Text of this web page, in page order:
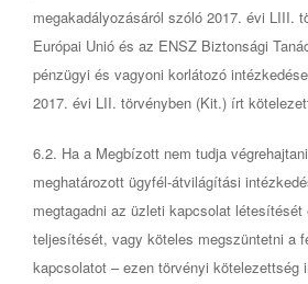
megakadályozásáról szóló 2017. évi LIII.
Európai Unió és az ENSZ Biztonsági
pénzügyi és vagyoni korlátozó
2017. évi LII. törvényben (Kit.) írt
6.2. Ha a Megbízott nem tudja
meghatározott ügyfél-átvilágítási
megtagadni az üzleti kapcsolat
teljesítését, vagy köteles megszüntetni a
kapcsolatot – ezen törvényi kötelezettség